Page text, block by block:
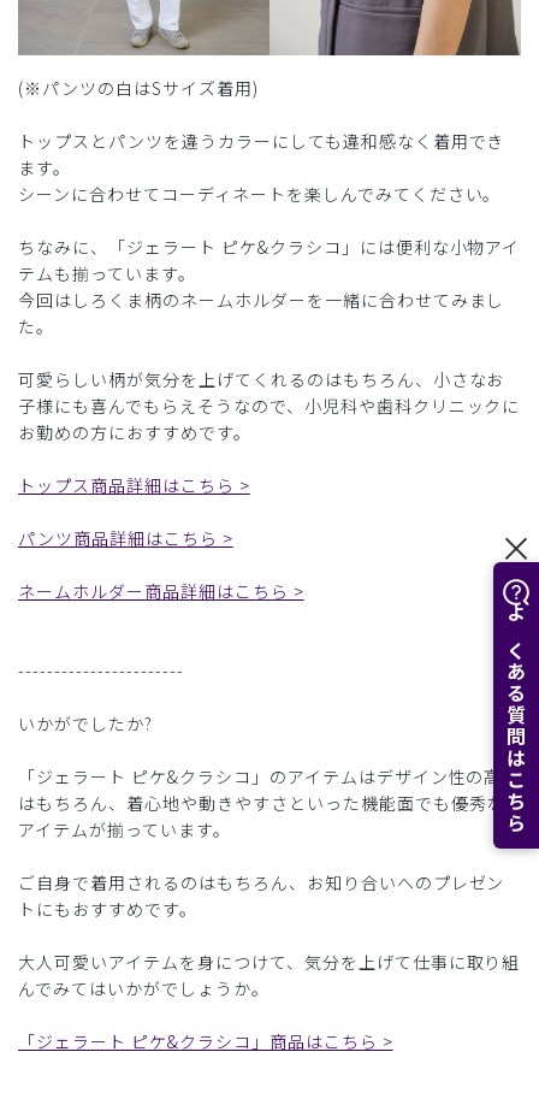
よくある質問はこちら
(※パンツの白はSサイズ着用)
トップスとパンツを違うカラーにしても違和感なく着用でき
ます。
シーンに合わせてコーディネートを楽しんでみてください。
ちなみに、「ジェラート ピケ&クラシコ」には便利な小物アイ
テムも揃っています。
今回はしろくま柄のネームホルダーを一緒に合わせてみまし
た。
可愛らしい柄が気分を上げてくれるのはもちろん、小さなお
子様にも喜んでもらえそうなので、小児科や歯科クリニックに
お勤めの方におすすめです。
トップス商品詳細はこちら >
パンツ商品詳細はこちら >
ネームホルダー商品詳細はこちら >
-----------------------
いかがでしたか?
「ジェラート ピケ&クラシコ」のアイテムはデザイン性の高さ
はもちろん、着心地や動きやすさといった機能面でも優秀な
アイテムが揃っています。
ご自身で着用されるのはもちろん、お知り合いへのプレゼン
トにもおすすめです。
大人可愛いアイテムを身につけて、気分を上げて仕事に取り組
んでみてはいかがでしょうか。
「ジェラート ピケ&クラシコ」商品はこちら >